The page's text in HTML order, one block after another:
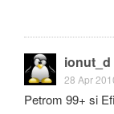
ionut_d
28 Apr
Petrom 99+ si